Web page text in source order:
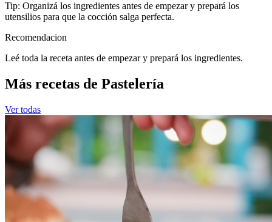
Tip: Organizá los ingredientes antes de empezar y prepará los
utensilios para que la cocción salga perfecta.
Recomendacion
Leé toda la receta antes de empezar y prepará los ingredientes.
Más recetas de Pastelería
Ver todas